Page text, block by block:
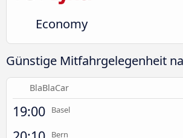
Economy
Günstige Mitfahrgelegenheit
BlaBlaCar
19:00 Basel
Bern